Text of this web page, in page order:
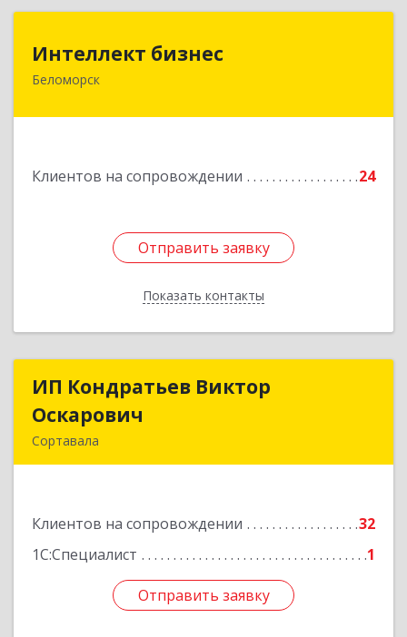
Интеллект бизнес
Беломорск
Клиентов на сопровождении 24
Отправить заявку
Показать контакты
Отправить заявку
Назад
ИП Кондратьев Виктор
Оскарович
Сортавала
Клиентов на сопровождении
32
1С:Специалист
1
Отправить заявку
ИП Кондратьев Виктор
Подробнее
Отправить заявку